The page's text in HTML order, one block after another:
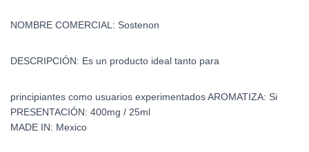
NOMBRE COMERCIAL: Sostenon
DESCRIPCIÓN: Es un producto ideal tanto para
principiantes como usuarios experimentadosAROMATIZA: Si
PRESENTACIÓN: 400mg / 25ml
MADE IN: Mexico